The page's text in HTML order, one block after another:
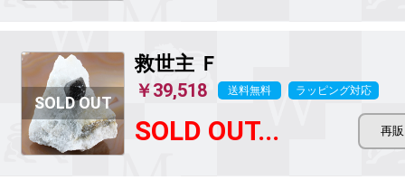
救世主 Ｆ
￥39,518 送料無料 ラッピング対応
SOLD OUT...